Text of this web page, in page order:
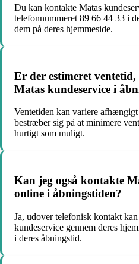
Du kan kontakte Matas
telefonnummeret 89 66 44 33 i
dem på deres hjemmeside.
Er der estimeret
Matas kundeservice i
Ventetiden kan variere
bestræber sig på at minimere
hurtigt som muligt.
Kan jeg også kontakte
online i åbningstiden?
Ja, udover telefonisk kontakt
kundeservice gennem deres
i deres åbningstid.